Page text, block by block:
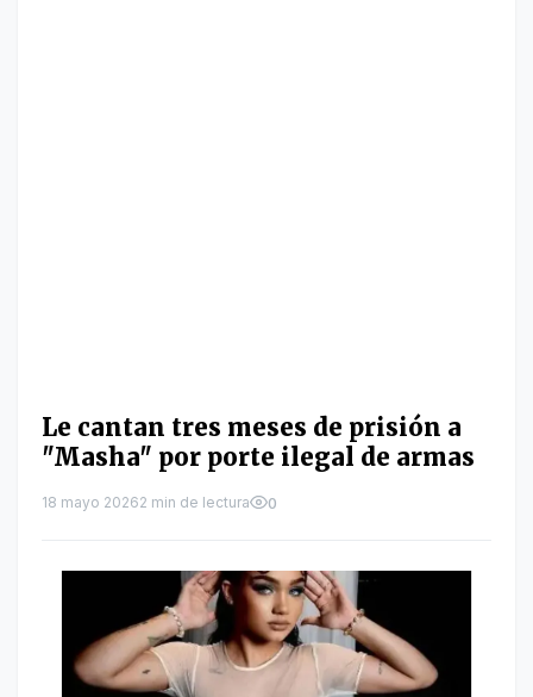
Le cantan tres meses de prisión a
"Masha" por porte ilegal de armas
18 mayo 20262 min de lectura 0